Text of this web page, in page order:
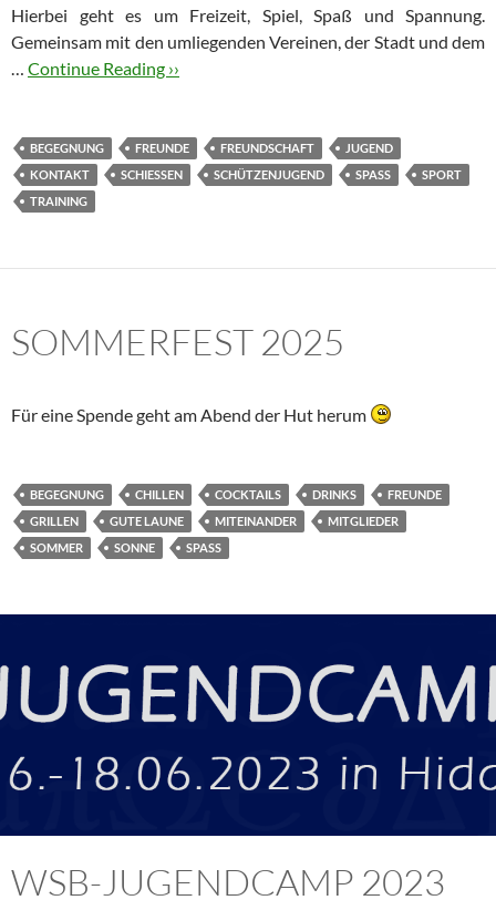
Hierbei geht es um Freizeit, Spiel, Spaß und Spannung.
Gemeinsam mit den umliegenden Vereinen, der Stadt und dem
… Continue Reading ››
BEGEGNUNG FREUNDE FREUNDSCHAFT
JUGEND
KONTAKT
SCHIESSEN SCHÜTZENJUGEND SPASS
SPORT
TRAINING
SOMMERFEST 2025
Für eine Spende geht am Abend der Hut herum
BEGEGNUNG CHILLEN COCKTAILS DRINKS
FREUNDE
GRILLEN
GUTE LAUNE MITEINANDER
MITGLIEDER
SOMMER
SONNE SPASS
WSB-JUGENDCAMP 2023